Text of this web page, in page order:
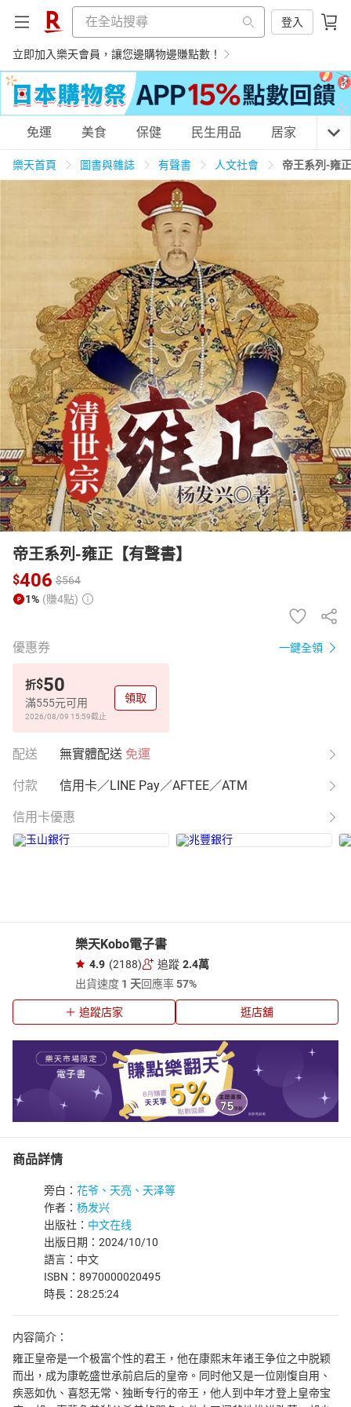
登入
立即加入樂天會員，讓您邊購物邊賺點數！
購物網分類
美食蛋糕 養生保健
3C家電 運動休閒 親子玩具
女裝 男裝 化妝保養 情趣用品
日本購物 電子/紙本書
HOT
免運 美食 保健 民生用品 居家 3C
樂天首頁 圖書與雜誌 有聲書 人文社會 帝王系列-雍
帝王系列-雍正【有聲書】
$406 $564
1% (賺4點)
優惠券 一鍵全領
折$50
滿555元可用
2026/08/09 15:59截止
領取
配送 無實體配送 免運
付款 信用卡／LINE Pay／AFTEE／ATM
信用卡優惠
樂天Kobo電子書
4.9 (2188) 追蹤 2.4萬
出貨速度 1 天回應率57%
追蹤店家 逛店舖
商品詳情
旁白： 花爷、天亮、天泽等
作者： 杨发兴
出版社： 中文在线
出版日期：2024/10/10
語言：中文
ISBN：8970000020495
時長：28:25:24
内容简介：
雍正皇帝是一个极富个性的君王，他在康熙末年诸王争位之中脱颖
而出，成为康乾盛世承前启后的皇帝。同时他又是一位刚愎自用、
疾恶如仇、喜怒无常、独断专行的帝王，他人到中年才登上皇帝宝